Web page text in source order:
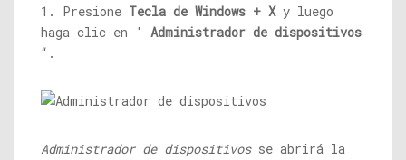
1. Presione Tecla de Windows + Xy luego
haga clic en ' Administrador de dispositivos
“.
Administrador de dispositivosse abrirá la